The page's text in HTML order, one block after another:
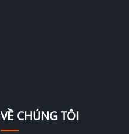
VỀ CHÚNG TÔI